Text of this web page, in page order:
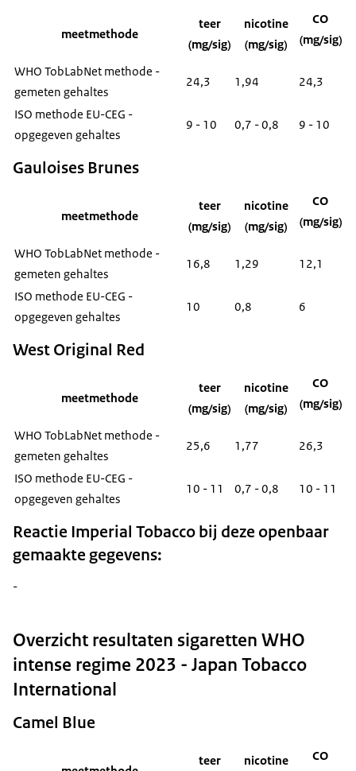
meetmethode
teer
(mg/sig)
nicotine
(mg/sig)
CO
(mg/sig)
WHO TobLabNet methode -
gemeten gehaltes
24,3 1,94 24,3
ISO methode EU-CEG -
opgegeven gehaltes
9 - 10 0,7 - 0,8 9 - 10
Gauloises Brunes
meetmethode
teer
(mg/sig)
nicotine
(mg/sig)
CO
(mg/sig)
WHO TobLabNet methode -
gemeten gehaltes
16,8 1,29 12,1
ISO methode EU-CEG -
opgegeven gehaltes
10 0,8 6
West Original Red
meetmethode
teer
(mg/sig)
nicotine
(mg/sig)
CO
(mg/sig)
WHO TobLabNet methode -
gemeten gehaltes
25,6 1,77 26,3
ISO methode EU-CEG -
opgegeven gehaltes
10 - 11 0,7 - 0,8 10 - 11
Reactie Imperial Tobacco bij deze openbaar
gemaakte gegevens:
-
Overzicht resultaten sigaretten WHO
intense regime 2023 - Japan Tobacco
International
Camel Blue
teer
nicotine
CO